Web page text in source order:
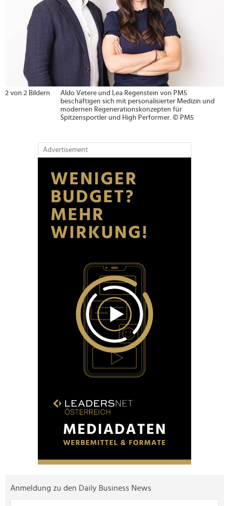
2 von 2 Bildern
Aldo Vetere und Lea Regenstein von PM5
beschäftigen sich mit personalisierter Medizin und
modernen Regenerationskonzepten für
Spitzensportler und High Performer. © PM5
Advertisement
Anmeldung zu den Daily Business News